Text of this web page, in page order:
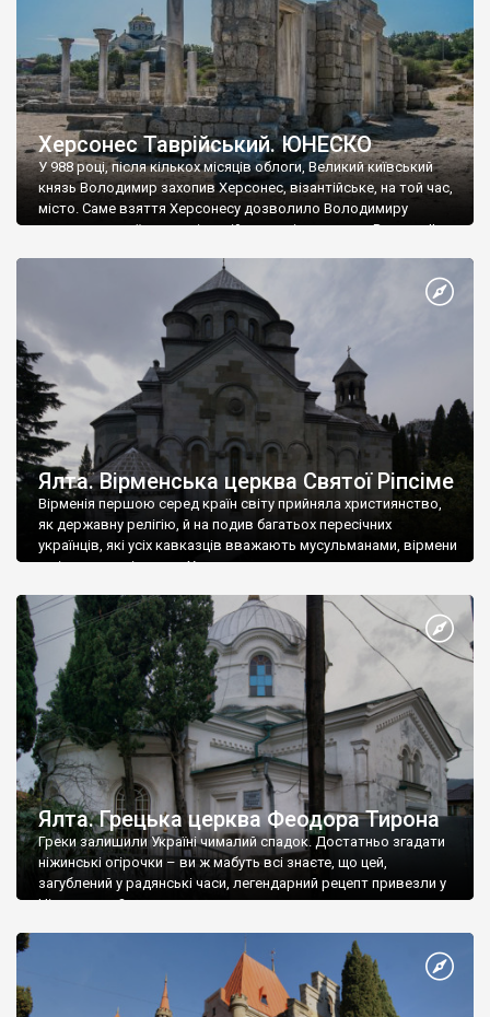
Херсонес Таврійський. ЮНЕСКО
У 988 році, після кількох місяців облоги, Великий київський
князь Володимир захопив Херсонес, візантійське, на той час,
місто. Саме взяття Херсонесу дозволило Володимиру
диктувати свої умови візантійському імператору Василю ІІ, та
Херсонесі Володимир-язичник, став Василем-християнином.
А потім було Хрещення Русі. На честь Херсонесу Таврійського
Ялта. Вірменська церква Святої Ріпсіме
Вірменія першою серед країн світу прийняла християнство,
як державну релігію, й на подив багатьох пересічних
українців, які усіх кавказців вважають мусульманами, вірмени
є відданими вірянами Христа
Ялта. Грецька церква Феодора Тирона
Греки залишили Україні чималий спадок. Достатньо згадати
ніжинські огірочки – ви ж мабуть всі знаєте, що цей,
загублений у радянські часи, легендарний рецепт привезли у
Ніжин греки?